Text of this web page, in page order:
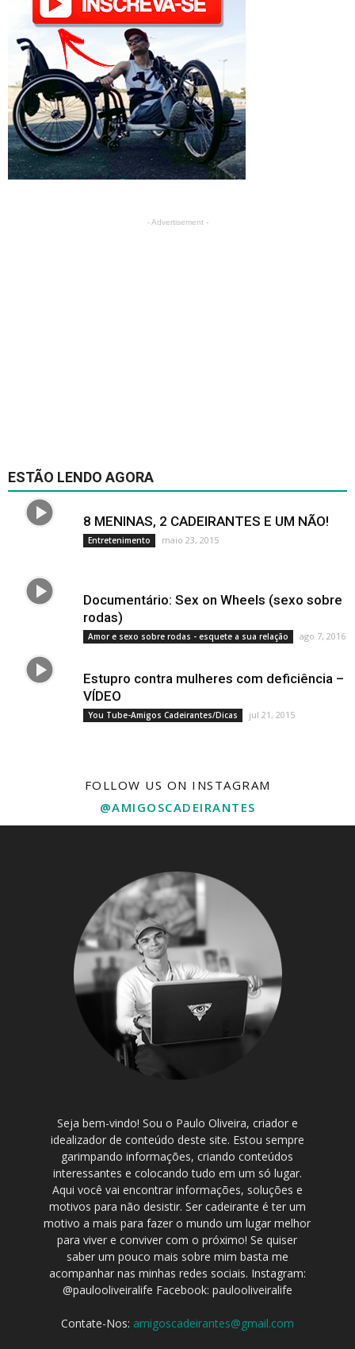
- Advertisement -
ESTÃO LENDO AGORA
8 MENINAS, 2 CADEIRANTES E UM NÃO!
Entretenimento maio 23, 2015
Documentário: Sex on Wheels (sexo sobre
rodas)
Amor e sexo sobre rodas - esquete a sua relação ago 7, 2016
Estupro contra mulheres com deficiência –
VÍDEO
You Tube-Amigos Cadeirantes/Dicas jul 21, 2015
FOLLOW US ON INSTAGRAM
@AMIGOSCADEIRANTES
Seja bem-vindo! Sou o Paulo Oliveira, criador e
idealizador de conteúdo deste site. Estou sempre
garimpando informações, criando conteúdos
interessantes e colocando tudo em um só lugar.
Aqui você vai encontrar informações, soluções e
motivos para não desistir. Ser cadeirante é ter um
motivo a mais para fazer o mundo um lugar melhor
para viver e conviver com o próximo! Se quiser
saber um pouco mais sobre mim basta me
acompanhar nas minhas redes sociais. Instagram:
@paulooliveiralife Facebook: paulooliveiralife
Contate-Nos: amigoscadeirantes@gmail.com